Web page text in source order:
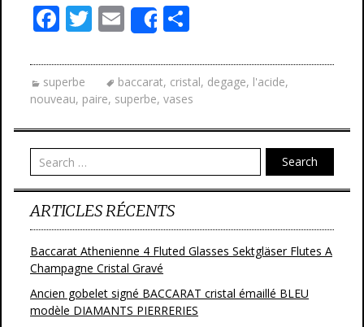
F
e
b
o
o
k
T
itt
er
E
m
ai
l
Share
ta
g
er
superbe baccarat, cristal, degage, l'acide,
nouveau, paire, superbe, vases
Search
ARTICLES RÉCENTS
Baccarat Athenienne 4 Fluted Glasses Sektgläser Flutes A
Champagne Cristal Gravé
Ancien gobelet signé BACCARAT cristal émaillé BLEU
modèle DIAMANTS PIERRERIES